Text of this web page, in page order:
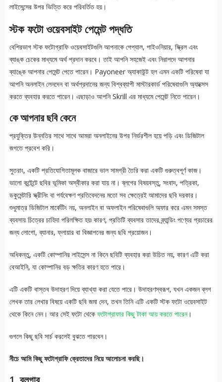
লাইসেন্সের উপর ভিত্তি করে পরিবর্তিত হয়।
স্টক ফটো ওয়েবসাইট পেমেন্ট পদ্ধতি
বেশিরভাগ স্টক ফটোগ্রাফি ওয়েবসাইটগুলি আপনাকে পেপ্যাল, পাইওনিয়ার, স্ক্রিল এবং
ব্যাঙ্ক চেকের মাধ্যমে অর্থ প্রদান করবে। তাই আপনি সহজেই এবং নিরাপদে আপনার
ব্যাঙ্কে আপনার পেমেন্ট পেতে পারেন। Payoneer অ্যাকাউন্ট হল এমন একটি পরিষেবা যা
আপনি অনলাইন লেনদেন বা অর্থপ্রদানের জন্য বিশ্বব্যাপী মাস্টারকার্ড পরিষেবাগুলি অ্যাক্সেস
করতে ব্যবহার করতে পারেন। এছাড়াও আপনি Skrill এর মাধ্যমে পেমেন্ট নিতে পারেন।
কে আপনার ছবি কেনে
প্রযুক্তির উন্নতির সাথে সাথে আমরা অনলাইনের উপর নির্ভরশীল হয়ে পড়ি এবং ডিজিটাল
জগতে প্রবেশ করি।
সুতরাং, একটি প্রতিযোগিতামূলক বাজারে ভাল সামগ্রী তৈরি করা একটি গুরুত্বপূর্ণ কাজ।
ভালো কন্টেন্টে ছবির ভূমিকা অস্বীকার করা যায় না। ব্লগের বিষয়বস্তু, সংবাদ, পত্রিকা,
ডকুমেন্টারি স্ক্রীনিং বা পর্যবেক্ষণ প্রতিবেদনের মতো সব ক্ষেত্রেই আমাদের ছবি দরকার।
শুধুমাত্র ডিজিটাল মার্কেটিং নয়, অনলাইন বা অফলাইন পরিষেবাগুলি অফার করে এমন সমস্ত
ব্যবসায় চিত্রের চাহিদা পরিলক্ষিত হয়৷ কারণ, প্রতিটি ব্যবসার তাদের ব্র্যান্ডিং পণ্যের প্রচারের
জন্য লোগো, ব্যানার, ফ্লায়ার বা বিজ্ঞাপনের জন্য ছবি প্রয়োজন।
অধিকন্তু, একটি কোম্পানির লাইসেন্স না কিনে ছবিটি ব্যবহার করা উচিত নয়, কারণ এটি করা
বেআইনি, যা কোম্পানির বড় ক্ষতির কারণ হতে পারে।
এটি একটি বাস্তব উদাহরণ দিয়ে ব্যাখ্যা করা যেতে পারে। উদাহরণস্বরূপ, যখন একজন ব্লগ
লেখক তার লেখার বিষয়ে একটি ছবি জমা দেন, তখন তিনি এটি একটি স্টক ফটো ওয়েবসাইট
থেকে কিনে নেন। আর সেই ফটো থেকেফটোগ্রাফার কিছু টাকা আয় করতে পারেন।
গুগলে কিছু ছবি সার্চ করলেই বুঝতে পারবেন।
নীচে আমি কিছু ফটোগ্রাফি ক্রেতাদের নিয়ে আলোচনা করছি।